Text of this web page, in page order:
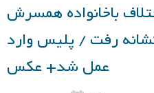
باخانواده همسرش
رفت / پلیس وارد
عمل شد+ عکس